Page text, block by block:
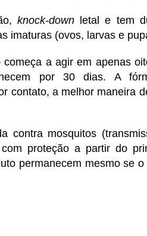
knock-down letal e tem
imaturas (ovos, larvas e
a agir em apenas
por 30 dias. A
contato, a melhor maneira
contra mosquitos
proteção a partir do
permanecem mesmo se